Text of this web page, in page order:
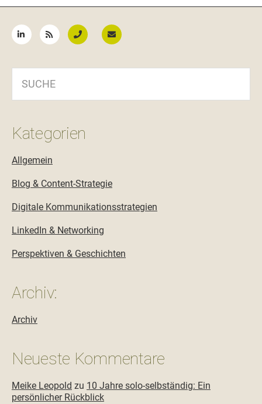
Kategorien
Allgemein
Blog & Content-Strategie
Digitale Kommunikationsstrategien
LinkedIn & Networking
Perspektiven & Geschichten
Archiv:
Archiv
Neueste Kommentare
Meike Leopold zu 10 Jahre solo-selbständig: Ein
persönlicher Rückblick